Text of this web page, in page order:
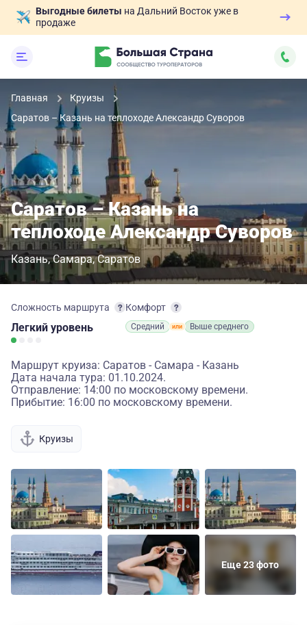
Выгодные билеты на Дальний Восток уже в
продаже
Главная
Круизы
Саратов – Казань на теплоходе Александр Суворов
Саратов – Казань на
теплоходе Александр Суворов
Казань Самара Саратов
Сложность маршрута
Легкий уровень
Комфорт
Средний Выше среднего
Маршрут круиза: Саратов - Самара - Казань
Дата начала тура: 01.10.2024.
Отправление: 14:00 по московскому времени.
Прибытие: 16:00 по московскому времени.
Круизы
Еще 23 фото